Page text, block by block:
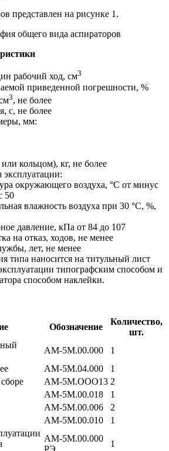
представлен на рисунке 1.
общего вида аспираторов
рабочий ход, см3
приведенной погрешности, %
3, не более
с, не более
мм:
кольцом), кг, не более
эксплуатации:
окружающего воздуха, °С от минус
50
влажность воздуха при 30 °С, %,
давление, кПа от 84 до 107
на отказ, ходов, не менее
лет, не менее
типа наносится на титульный лист
типографским способом и
способом наклейки.
Обозначение
Количество,
шт.
АМ-5М.00.000
1
АМ-5М.04.000
1
АМ-5М.ООО13 2
АМ-5М.00.018
1
АМ-5М.00.006
2
АМ-5М.00.010
1
АМ-5М.00.000
РЭ
1